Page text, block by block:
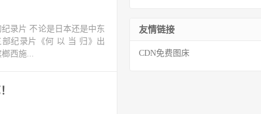
录片 不论是日本还是中东
纪录片《何 以 当 归》出
西施...
友情链接
CDN免费图床